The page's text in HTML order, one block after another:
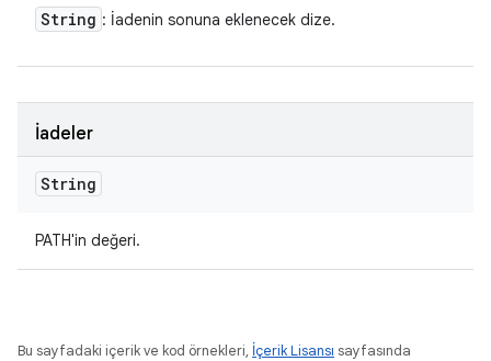
String : İadenin sonuna eklenecek dize.
İadeler
String
PATH'in değeri.
Bu sayfadaki içerik ve kod örnekleri, İçerik Lisansı sayfasında